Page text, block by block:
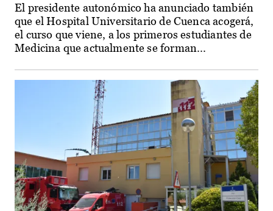
El presidente autonómico ha anunciado también
que el Hospital Universitario de Cuenca acogerá,
el curso que viene, a los primeros estudiantes de
Medicina que actualmente se forman...